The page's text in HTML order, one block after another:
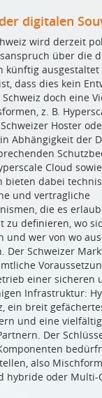
digitalen
wird derzeit
über die
künftig ausgestaltet
dass dies kein
doch eine
z. B.
Hoster
Abhängigkeit der
Cloud
bieten dabei
und vertragliche
die es
zu definieren, wo
und wer von wo
Der Schweizer
einer sicheren
Infrastruktur:
ein breit
und eine
Der
also
hybride oder Multi-